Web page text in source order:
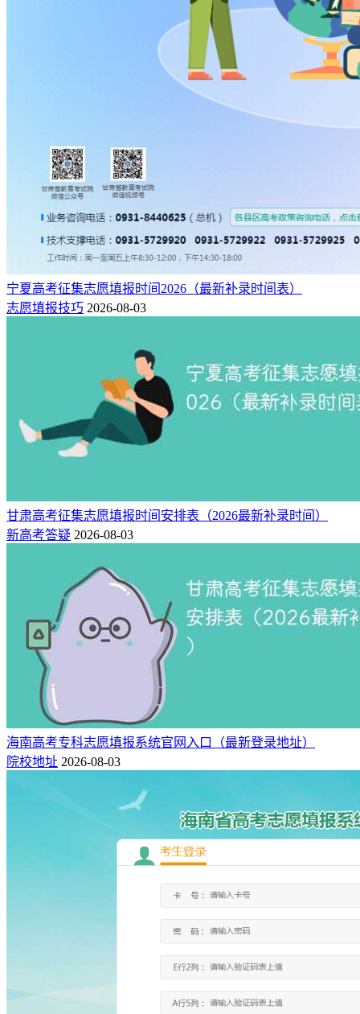
宁夏高考征集志愿填报时间2026（最新补录时间表）
志愿填报技巧 2026-08-03
甘肃高考征集志愿填报时间安排表（2026最新补录时间）
新高考答疑 2026-08-03
海南高考专科志愿填报系统官网入口（最新登录地址）
院校地址 2026-08-03